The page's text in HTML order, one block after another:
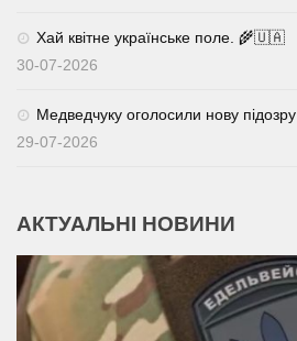
Хай квітне українське поле. 🌾🇺🇦
30-07-2026
Медведчуку оголосили нову підозру
29-07-2026
АКТУАЛЬНІ НОВИНИ